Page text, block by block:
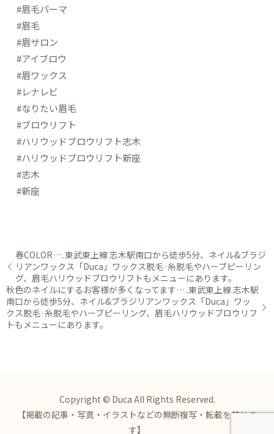
#眉毛パーマ
#眉毛
#眉サロン
#アイブロウ
#眉ワックス
#レナレビ
#なりたい眉毛
#ブロウリフト
#ハリウッドブロウリフト志木
#ハリウッドブロウリフト新座
#志木
#新座
春COLOR…..東武東上線 志木駅南口から徒歩5分、ネイル&ブラジ
リアンワックス「Duca」ワックス脱毛·糸脱毛やハーブピーリン
グ、眉毛ハリウッドブロウリフトもメニューにあります。
秋色のネイルにするお客様が多くなってます…..東武東上線 志木駅
南口から徒歩5分、ネイル&ブラジリアンワックス「Duca」ワッ
クス脱毛·糸脱毛やハーブピーリング、眉毛ハリウッドブロウリフ
トもメニューにあります。
Copyright © Duca All Rights Reserved.
【掲載の記事・写真・イラストなどの無断複写・転載を禁じま
す】